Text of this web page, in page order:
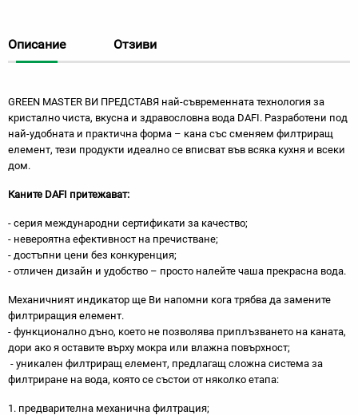
Описание Отзиви
GREEN MASTER ВИ ПРЕДСТАВЯ най-съвременната технология за
кристално чиста, вкусна и здравословна вода DAFI. Разработени под
най-удобната и практична форма – кана със сменяем филтриращ
елемент, тези продукти идеално се вписват във всяка кухня и всеки
дом.
Каните DAFI притежават:
- серия международни сертификати за качество;
- невероятна ефективност на пречистване;
- достъпни цени без конкуренция;
- отличен дизайн и удобство – просто налейте чаша прекрасна вода.
Механичният индикатор ще Ви напомни кога трябва да замените
филтриращия елемент.
- функционално дъно, което не позволява приплъзването на каната,
дори ако я оставите върху мокра или влажна повърхност;
- уникален филтриращ елемент, предлагащ сложна система за
филтриране на вода, която се състои от няколко етапа:
1. предварителна механична филтрация;